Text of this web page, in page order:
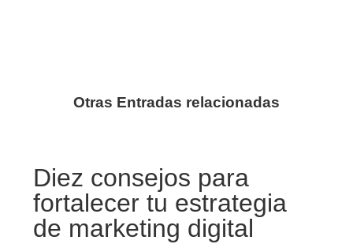
Otras Entradas relacionadas
Diez consejos para
fortalecer tu estrategia
de marketing digital